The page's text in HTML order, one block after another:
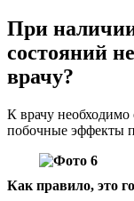
При
состояний
врачу?
К врачу необходимо
побочные эффекты
Как правило, это